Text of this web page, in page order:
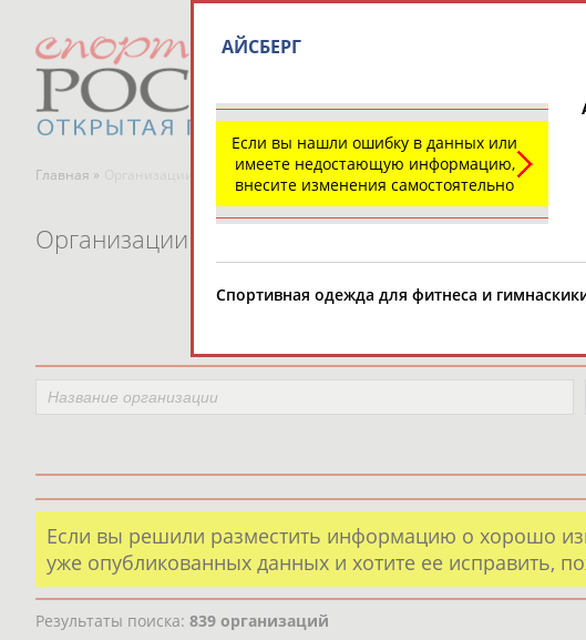
Главная » Организации спортивной отрасли
Организации спортивной отрасли
Если вы решили разместить информацию о хорошо
уже опубликованных данных и хотите ее исправить,
Результаты поиска: 839 организаций
АЙСБЕРГ
Если вы нашли ошибку в данных или
имеете недостающую информацию,
внесите изменения самостоятельно
Спортивная одежда для фитнеса и